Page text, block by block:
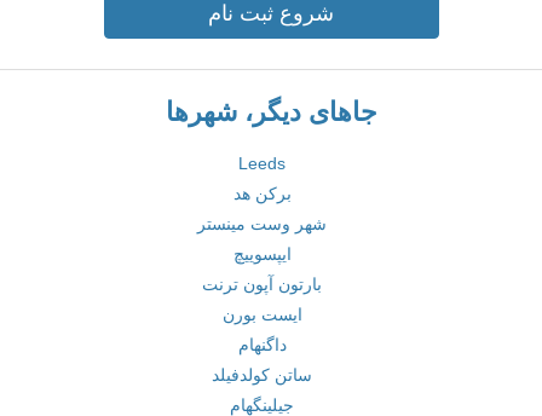
شروع ثبت نام
جاهای دیگر، شهرها
Leeds
برکن هد
شهر وست مینستر
ایپسوییچ
بارتون آپون ترنت
ایست بورن
داگنهام
ساتن کولدفیلد
جیلینگهام